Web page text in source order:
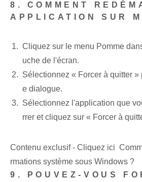
8. COMMENT
APPLICATION SUR
Cliquez sur le menu Pomme
uche de l'écran.
Sélectionnez « Forcer à quitter »
e dialogue.
Sélectionnez l'application que
rrer et cliquez sur « Forcer à
Contenu exclusif - Cliquez ici
rmations système sous Windows ?
9. POUVEZ-VOUS